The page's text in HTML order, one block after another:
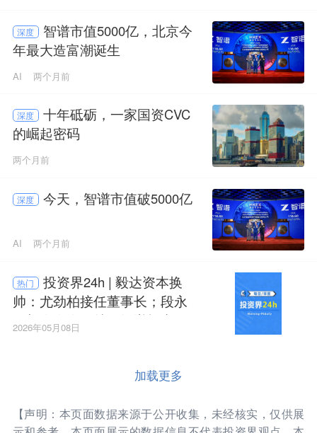
深度
智谱市值5000亿，北京今
年最大造富潮诞生
AI 两个月前
深度
十年砥砺，一家国资CVC
的崛起密码
两个月前
深度 今天，智谱市值破5000亿
AI 两个月前
热门
投资界24h | 毅达资本换
帅：尤劲柏接任董事长；段永
平加仓泡泡玛特；智谱投出第
2026年05月08日
加载更多
【声明：本页面数据来源于公开收集，未经核实，仅供展